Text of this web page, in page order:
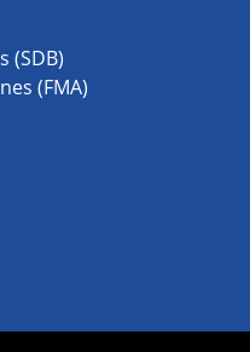
(SDB)
(FMA)